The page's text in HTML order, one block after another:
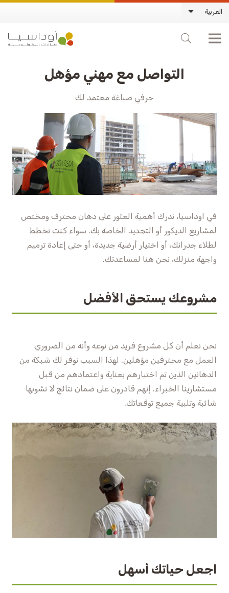
العربية
التواصل مع مهني مؤهل
حرفي صباغة معتمد لك
في اوداسيا، ندرك أهمية العثور على دهان محترف ومختص
لمشاريع الديكور أو التجديد الخاصة بك. سواء كنت تخطط
لطلاء جدرانك، أو اختيار أرضية جديدة، أو حتى إعادة ترميم
واجهة منزلك، نحن هنا لمساعدتك.
مشروعك يستحق الأفضل
نحن نعلم أن كل مشروع فريد من نوعه وأنه من الضروري
العمل مع محترفين مؤهلين. لهذا السبب نوفر لك شبكة من
الدهانين الذين تم اختيارهم بعناية واعتمادهم من قبل
مستشارينا الخبراء. إنهم قادرون على ضمان نتائج لا تشوبها
شائبة وتلبية جميع توقعاتك.
اجعل حياتك أسهل